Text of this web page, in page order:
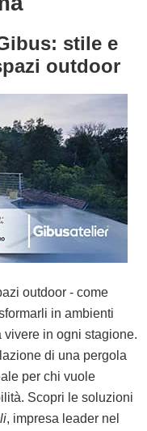
stile e
outdoor
outdoor - come
in ambienti
in ogni stagione.
di una pergola
per chi vuole
Scopri le soluzioni
, impresa leader nel